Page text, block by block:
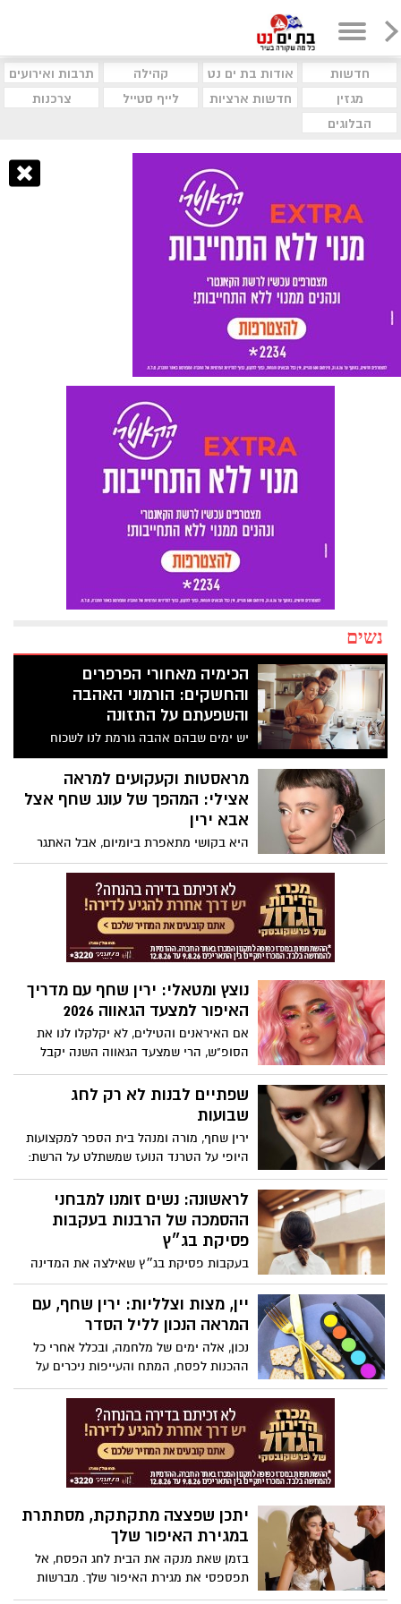
חדשות אודות בת ים נט קהילה
תרבות ואירועים
מגזין
חדשות ארציות לייף סטייל
צרכנות
הבלוגים
נשים
הכימיה מאחורי הפרפרים
והחשקים: הורמוני האהבה
והשפעתם על התזונה
יש ימים שבהם אהבה גורמת לנו לשכוח
לאכול. ויש ימים שבהם היא גורמת לנו לאכול
ללא הרף, בעיקר כשמשהו בקשר לא יציב. זה
לא "חולשת אופי", אלא ביולוגיה: אותה
מערכת שמפעילה אותנו סביב קשר, חיבה
והיקשרות, מפעילה אותנו גם סביב אוכל. רק
שהפעם, במקום לרדוף אחרי הודעה או
חיבוק, המוח רודף אחרי עוד ביס ומחפש דרך
מהירה להירגע.
מראסטות וקעקועים למראה
אצילי: המהפך של עונג שחף אצל
אבא ירין
היא בקושי מתאפרת ביומיום, אבל האתגר
הנועז שהציבה מעצבת התכשיטים לאביה,
המאפר הלאומי, הוליד מהפך היסטרי
ברשתות. הצצה מאחורי הקלעים.
נוצץ ומטאלי: ירין שחף עם מדריך
האיפור למצעד הגאווה 2026
אם האיראנים והטילים, לא יקלקלו לנו את
הסופ"ש, הרי שמצעד הגאווה השנה יקבל
חיזוק אופנתי בעזרת איפור מטאלי. ו...כדי
שהאיפור גם ישרוד את החום, הלחות
והריקודים, הקפידו על השלבים הבאים:
שפתיים לבנות לא רק לחג
שבועות
ירין שחף, מורה ומנהל בית הספר למקצועות
היופי על הטרנד הנועז שמשתלט על הרשת:
למה כולן מחפשות עכשיו ליפסטיק לבן, ואיך
את יכולה לאמץ אותו בלי להיראות חיוורת?
לראשונה: נשים זומנו למבחני
ההסמכה של הרבנות בעקבות
פסיקת בג״ץ
בעקבות פסיקת בג״ץ שאילצה את המדינה
לאפשר זאת, החלו להישלח לראשונה הזמנות
רשמיות לנשים המבקשות לגשת למבחני
ההסמכה של הרבנות הראשית. הנשים שזומנו
שהיה עד כה פתוח בעיקר לאברכים ותלמידי
ישיבות. (כך פורסם בעיתון "ישראל היום").
יין, מצות וצלליות: ירין שחף, עם
המראה הנכון לליל הסדר
נכון, אלה ימים של מלחמה, ובכלל אחרי כל
ההכנות לפסח, המתח והעייפות ניכרים על
הפנים. אבל, עם קצת צבעים אביביים רכים
(ורוד, אפרסק, שמפניה) שפתיים מודגשות,
בגימור סאטן, -תוכלי להביא איתך לשולחן
זוהר חגיגי
יתכן שפצצה מתקתקת, מסתתרת
במגירת האיפור שלך
בזמן שאת מנקה את הבית לחג הפסח, אל
תפספסי את מגירת האיפור שלך. מברשות
איפור לא נקיות הופכות למסוכנות לשימוש